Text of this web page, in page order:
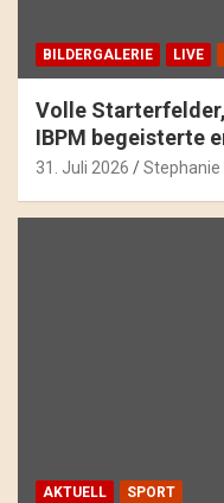
BILDERGALERIE LIVE
Volle Starterfelder,
IBPM begeisterte
31. Juli 2026 Stephanie
AKTUELL SPORT